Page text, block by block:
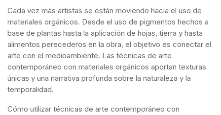
Cada vez más artistas se están moviendo hacia el uso de
materiales orgánicos. Desde el uso de pigmentos hechos a
base de plantas hasta la aplicación de hojas, tierra y hasta
alimentos perecederos en la obra, el objetivo es conectar el
arte con el medioambiente. Las técnicas de arte
contemporáneo con materiales orgánicos aportan texturas
únicas y una narrativa profunda sobre la naturaleza y la
temporalidad.
Cómo utilizar técnicas de arte contemporáneo con